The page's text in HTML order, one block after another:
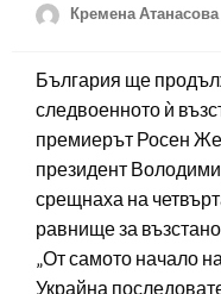
Кремена Атанасова
България ще
следвоенното ѝ
премиерът Росен
президент
срещнаха на
равнище за
„От самото начало
Украйна